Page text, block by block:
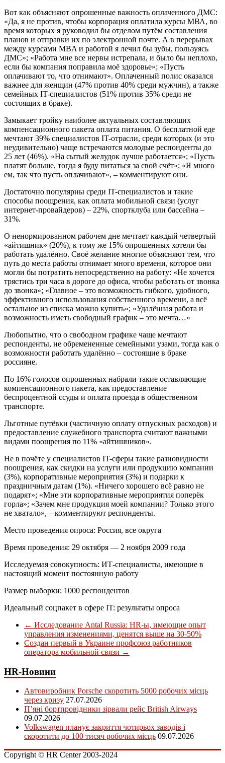
Вот как объясняют опрошенные важность оплаченного ДМС:
«Да, я не против, чтобы корпорация оплатила курсы МВА, во
время которых я руководил бы отделом путём составления
планов и отправки их по электронной почте. А в перерывах
между курсами MBA и работой я лечил бы зубы, пользуясь
ДМС»; «Работа мне все нервы истрепала, и было бы неплохо,
если бы компания поправила моё здоровье»; «Пусть
оплачивают то, что отнимают». Оплаченный полис оказался
важнее для женщин (47% против 40% среди мужчин), а также
семейных IT-специалистов (51% против 35% среди не
состоящих в браке).
Замыкает тройку наиболее актуальных составляющих
компенсационного пакета оплата питания. О бесплатной еде
мечтают 39% специалистов IT-отрасли, среди которых (и это
неудивительно) чаще встречаются молодые респонденты до
25 лет (46%). «На сытый желудок лучше работается»; «Пусть
платят больше, тогда я буду питаться за свой счёт»; «Я много
ем, так что пусть оплачивают», – комментируют они.
Достаточно популярны среди IT-специалистов и такие
способы поощрения, как оплата мобильной связи (услуг
интернет-провайдеров) – 22%, спортклуба или бассейна –
31%.
О ненормированном рабочем дне мечтает каждый четвертый
«айтишник» (20%), к тому же 15% опрошенных хотели бы
работать удалённо. Своё желание многие объясняют тем, что
путь до места работы отнимает много времени, которое они
могли бы потратить непосредственно на работу: «Не хочется
трястись три часа в дороге до офиса, чтобы работать от звонка
до звонка»; «Главное – это возможность гибкого, удобного,
эффективного использования собственного времени, а всё
остальное из списка можно купить»; «Удалённая работа и
возможность иметь свободный график – это мечта…»
Любопытно, что о свободном графике чаще мечтают
респонденты, не обремененные семейными узами, тогда как о
возможности работать удалённо – состоящие в браке
россияне.
По 16% голосов опрошенных набрали такие оставляющие
компенсационного пакета, как предоставление
беспроцентной ссуды и оплата проезда в общественном
транспорте.
Льготные путёвки (частичную оплату отпускных расходов) и
предоставление служебного транспорта считают важными
видами поощрения по 11% «айтишников».
Не в почёте у специалистов IT-сферы такие разновидности
поощрения, как скидки на услуги или продукцию компании
(3%), корпоративные мероприятия (3%) и подарки к
праздничным датам (1%). «Ничего хорошего всё равно не
подарят»; «Мне эти корпоративные мероприятия поперёк
горла»; «Зачем мне продукция моей компании? Только этого
не хватало», – комментируют респонденты.
Место проведения опроса: Россия, все округа
Время проведения: 29 октября — 2 ноября 2009 года
Исследуемая совокупность: ИТ-специалисты, имеющие в
настоящий момент постоянную работу
Размер выборки: 1000 респондентов
Идеальный соцпакет в сфере IT: результаты опроса
← Исследование Antal Russia: HR-ы, имеющие опыт
управления изменениями, ценятся выше на 30-50%
Создан первый в Украине профсоюз работников
оператора мобильной связи →
HR-Новини
Автовиробник Porsche скоротить 5000 робочих місць
через кризу 27.07.2026
П’яні бортпровідники зірвали рейс British Airways
09.07.2026
Volkswagen планує закриття чотирьох заводів і
скоротити до 100 тисяч робочих місць 09.07.2026
Copyright © HR Center 2003-2024